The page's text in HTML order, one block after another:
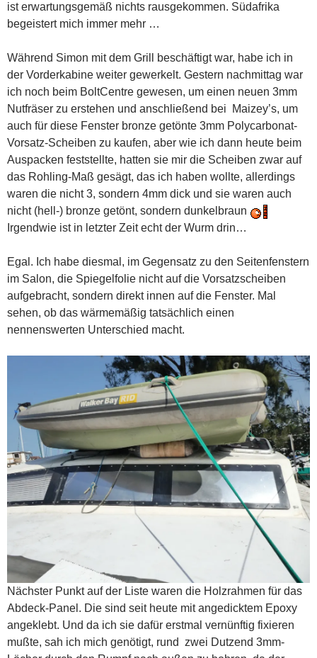
ist erwartungsgemäß nichts rausgekommen. Südafrika
begeistert mich immer mehr …
Während Simon mit dem Grill beschäftigt war, habe ich in
der Vorderkabine weiter gewerkelt. Gestern nachmittag war
ich noch beim BoltCentre gewesen, um einen neuen 3mm
Nutfräser zu erstehen und anschließend bei Maizey’s, um
auch für diese Fenster bronze getönte 3mm Polycarbonat-
Vorsatz-Scheiben zu kaufen, aber wie ich dann heute beim
Auspacken feststellte, hatten sie mir die Scheiben zwar auf
das Rohling-Maß gesägt, das ich haben wollte, allerdings
waren die nicht 3, sondern 4mm dick und sie waren auch
nicht (hell-) bronze getönt, sondern dunkelbraun
Irgendwie ist in letzter Zeit echt der Wurm drin…
Egal. Ich habe diesmal, im Gegensatz zu den Seitenfenstern
im Salon, die Spiegelfolie nicht auf die Vorsatzscheiben
aufgebracht, sondern direkt innen auf die Fenster. Mal
sehen, ob das wärmemäßig tatsächlich einen
nennenswerten Unterschied macht.
Nächster Punkt auf der Liste waren die Holzrahmen für das
Abdeck-Panel. Die sind seit heute mit angedicktem Epoxy
angeklebt. Und da ich sie dafür erstmal vernünftig fixieren
mußte, sah ich mich genötigt, rund zwei Dutzend 3mm-